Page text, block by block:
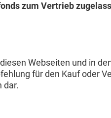
zum Vertrieb
Webseiten und in
für den Kauf oder
dar.